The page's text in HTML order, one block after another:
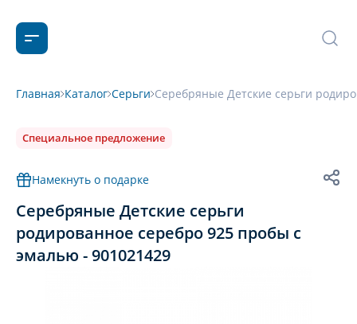
Главная Каталог Серьги Серебряные Детские серьги
Специальное предложение
Намекнуть о подарке
Серебряные Детские серьги
родированное серебро 925 пробы с
эмалью - 901021429